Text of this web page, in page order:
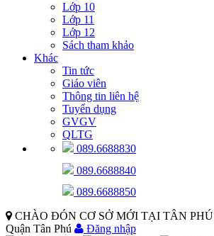
Lớp 10
Lớp 11
Lớp 12
Sách tham khảo
Khác
Tin tức
Giáo viên
Thông tin liên hệ
Tuyển dụng
GVGV
QLTG
089.6688830
089.6688840
089.6688850
CHÀO ĐÓN CƠ SỞ MỚI TẠI TÂN PHÚ
Quận Tân Phú
Đăng nhập